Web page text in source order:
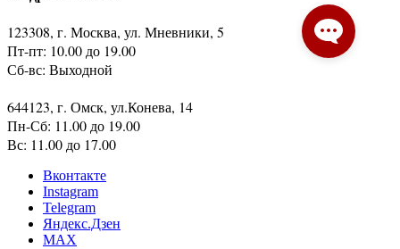
123308, г. Москва, ул. Мневники, 5
Пт-пт: 10.00 до 19.00
Сб-вс: Выходной
644123, г. Омск, ул.Конева, 14
Пн-Сб: 11.00 до 19.00
Вс: 11.00 до 17.00
Вконтакте
Instagram
Telegram
Яндекс.Дзен
MAX